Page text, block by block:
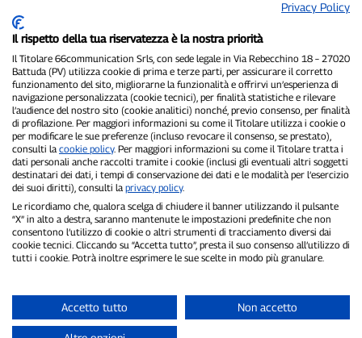
P300.it es un periódico independiente.
Número de registro 1/2021 del 1/2/2021 - Juzgado de Pavía.
Propietario y editor:66communication Srls- NIF 02798890188.
Redactor jefe:Alessandro Secchi- Subdirector:Federico Benedusi.
Política de privacidad-Política de cookies.
"Si realmente sucedió, lo encontrarás en P300.it"
Copyright © P300.it 2012-2026
Privacy Policy
Il rispetto della tua riservatezza è la nostra priorità
Il Titolare 66communication Srls, con sede legale in Via Rebecchino 18 – 27020
Battuda (PV) utilizza cookie di prima e terze parti, per assicurare il corretto
funzionamento del sito, migliorarne la funzionalità e offrirvi un’esperienza di
navigazione personalizzata (cookie tecnici), per finalità statistiche e rilevare
l’audience del nostro sito (cookie analitici) nonché, previo consenso, per finalità
di profilazione. Per maggiori informazioni su come il Titolare utilizza i cookie o
per modificare le sue preferenze (incluso revocare il consenso, se prestato),
consulti la cookie policy. Per maggiori informazioni su come il Titolare tratta i
dati personali anche raccolti tramite i cookie (inclusi gli eventuali altri soggetti
destinatari dei dati, i tempi di conservazione dei dati e le modalità per l’esercizio
dei suoi diritti), consulti la privacy policy.
Le ricordiamo che, qualora scelga di chiudere il banner utilizzando il pulsante
“X” in alto a destra, saranno mantenute le impostazioni predefinite che non
consentono l’utilizzo di cookie o altri strumenti di tracciamento diversi dai
cookie tecnici. Cliccando su “Accetta tutto”, presta il suo consenso all’utilizzo di
tutti i cookie. Potrà inoltre esprimere le sue scelte in modo più granulare.
Accetto tutto Non accetto